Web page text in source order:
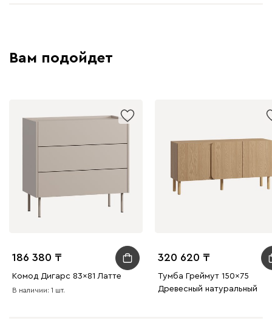
Вам подойдет
186 380
Комод Дигарс 83x81 Латте
В наличии: 1 шт.
320 620
Тумба Греймут 150x75
Древесный натуральный